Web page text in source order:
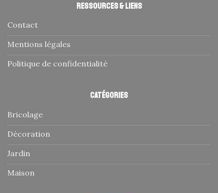
Ressources & liens
Contact
Mentions légales
Politique de confidentialité
Catégories
Bricolage
Décoration
Jardin
Maison